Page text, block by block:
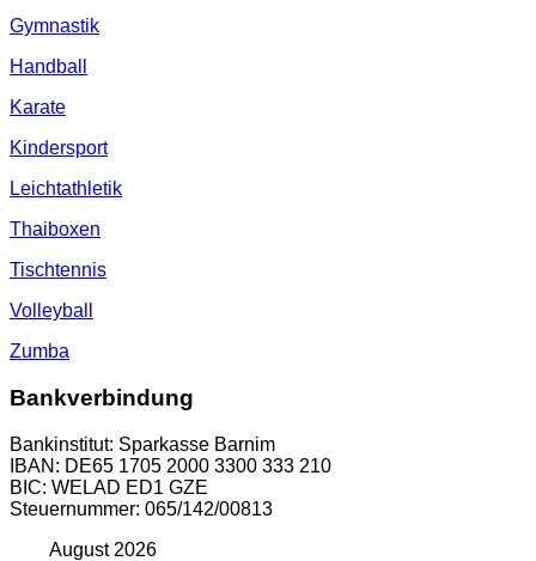
Gymnastik
Handball
Karate
Kindersport
Leichtathletik
Thaiboxen
Tischtennis
Volleyball
Zumba
Bankverbindung
Bankinstitut: Sparkasse Barnim
IBAN: DE65 1705 2000 3300 333 210
BIC: WELAD ED1 GZE
Steuernummer: 065/142/00813
August 2026